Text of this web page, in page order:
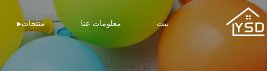
بيت معلومات عنا منتجات